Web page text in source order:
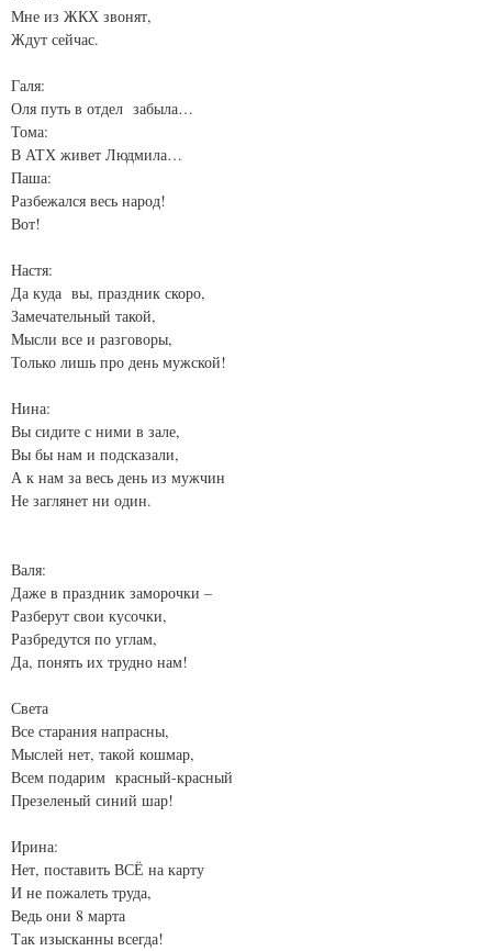
Мне из ЖКХ звонят,
Ждут сейчас.
Галя:
Оля путь в отдел забыла…
Тома:
В АТХ живет Людмила…
Паша:
Разбежался весь народ!
Вот!
Настя:
Да куда вы, праздник скоро,
Замечательный такой,
Мысли все и разговоры,
Только лишь про день мужской!
Нина:
Вы сидите с ними в зале,
Вы бы нам и подсказали,
А к нам за весь день из мужчин
Не заглянет ни один.
Валя:
Даже в праздник заморочки –
Разберут свои кусочки,
Разбредутся по углам,
Да, понять их трудно нам!
Света
Все старания напрасны,
Мыслей нет, такой кошмар,
Всем подарим красный-красный
Презеленый синий шар!
Ирина:
Нет, поставить ВСЁ на карту
И не пожалеть труда,
Ведь они 8 марта
Так изысканны всегда!